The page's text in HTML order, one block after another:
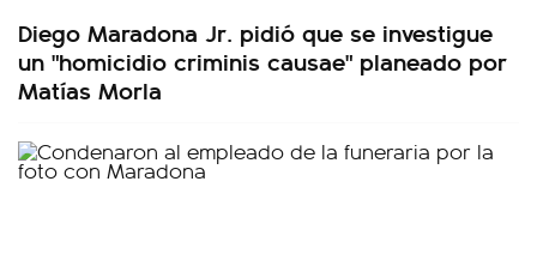
Diego Maradona Jr. pidió que se investigue
un "homicidio criminis causae" planeado por
Matías Morla